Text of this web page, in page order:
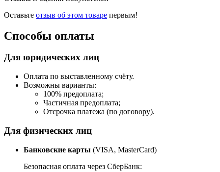
Оставьте отзыв об этом товаре первым!
Способы оплаты
Для юридических лиц
Оплата по выставленному счёту.
Возможны варианты:
100% предоплата;
Частичная предоплата;
Отсрочка платежа (по договору).
Для физических лиц
Банковские карты (VISA, MasterCard)
Безопасная оплата через СберБанк: